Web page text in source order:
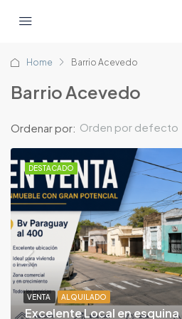
Home Barrio Acevedo
Barrio Acevedo
Ordenar por: Orden por defecto
Excelente Local en
VENTA ALQUILADO
DESTACADO